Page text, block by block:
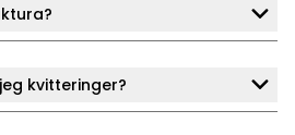
kvitteringer?